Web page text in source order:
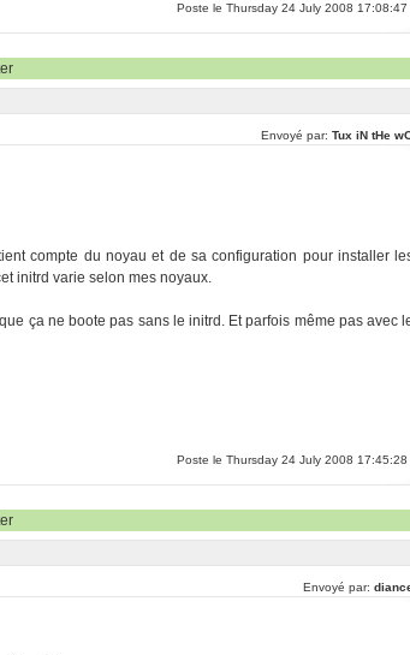
Poste le Thursday 24 July 2008 17:08:47
Envoyé par: Tux iN tHe
compte du noyau et de sa configuration pour installer
initrd varie selon mes noyaux.
ça ne boote pas sans le initrd. Et parfois même pas avec
Poste le Thursday 24 July 2008 17:45:28
Envoyé par: